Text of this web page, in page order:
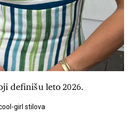
definišu leto 2026.
girl stilova